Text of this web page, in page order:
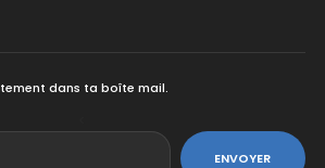
dans ta boîte mail.
ENVOYER